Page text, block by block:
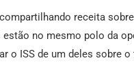
receita
no mesmo polo da
o ISS de um deles sobre